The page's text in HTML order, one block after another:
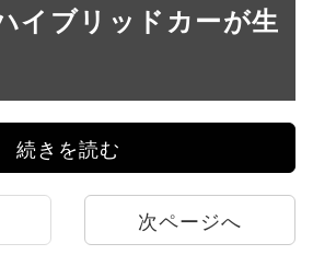
イブリッドカーが生
続きを読む
次ページへ